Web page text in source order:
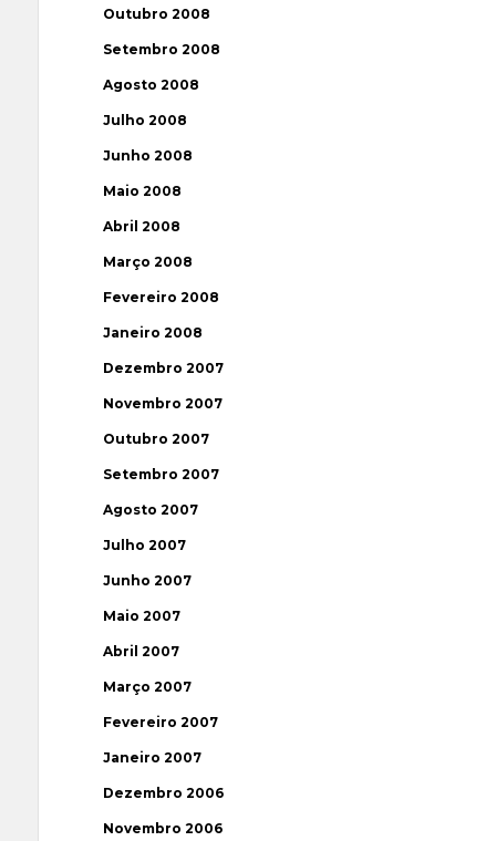
Outubro 2008
Setembro 2008
Agosto 2008
Julho 2008
Junho 2008
Maio 2008
Abril 2008
Março 2008
Fevereiro 2008
Janeiro 2008
Dezembro 2007
Novembro 2007
Outubro 2007
Setembro 2007
Agosto 2007
Julho 2007
Junho 2007
Maio 2007
Abril 2007
Março 2007
Fevereiro 2007
Janeiro 2007
Dezembro 2006
Novembro 2006